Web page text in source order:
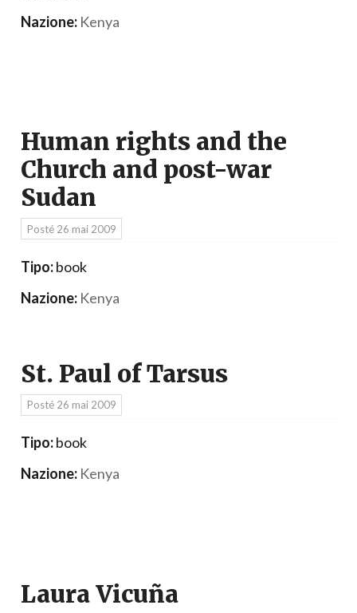
Nazione: Kenya
Human rights and the
Church and post-war
Sudan
Posté 26 mai 2009
Tipo:book
Nazione: Kenya
St. Paul of Tarsus
Posté 26 mai 2009
Tipo:book
Nazione: Kenya
Laura Vicuña